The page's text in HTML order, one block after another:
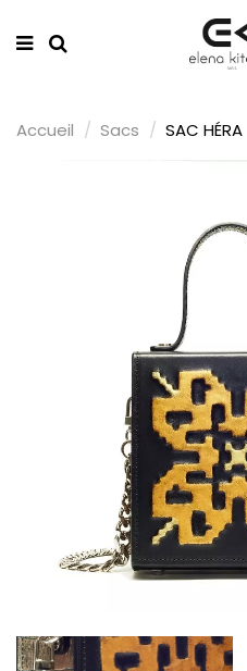
Accueil Sacs SAC HÉRA